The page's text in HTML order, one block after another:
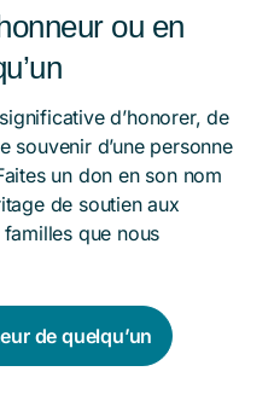
ou en
d’honorer, de
souvenir d’une personne
un don en son nom
de soutien aux
que nous
de quelqu’un